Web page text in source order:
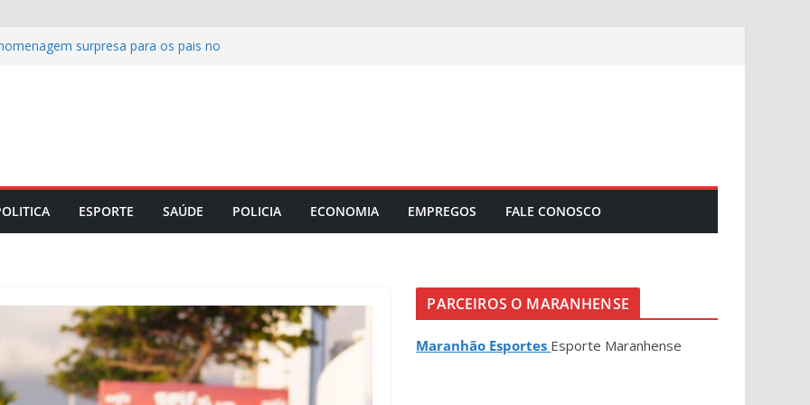
surpresa para os pais no
do programa Escola Nova
obra de infraestrutura na Via
a produção de leite? Especialista
crenças sobre a alimentação durante
ESPORTE SAÚDE POLICIA ECONOMIA EMPREGOS FALE CONOSCO
PARCEIROS O MARANHENSE
Maranhão Esportes Esporte Maranhense